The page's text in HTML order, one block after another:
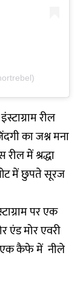
रील
का जश्न मना
रील में श्रद्धा
ओट में छुपते सूरज
पर एक
एंड मोर एवरी
एक कैफे में नीले